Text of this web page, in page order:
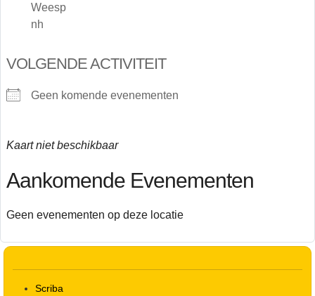
Weesp
nh
VOLGENDE ACTIVITEIT
Geen komende evenementen
Kaart niet beschikbaar
Aankomende Evenementen
Geen evenementen op deze locatie
Scriba